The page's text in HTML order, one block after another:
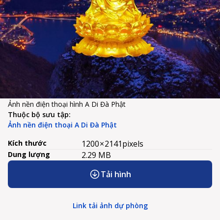
Ảnh nền điện thoại hình A Di Đà Phật
Thuộc bộ sưu tập:
Ảnh nền điện thoại A Di Đà Phật
Kích thước
1200 × 2141pixels
Dung lượng
2.29 MB
Tải hình
Link tải ảnh dự phòng